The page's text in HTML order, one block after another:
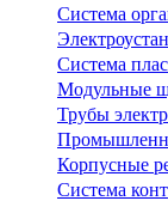
Система
Система
Модульные
Трубы
Корпусные
Система